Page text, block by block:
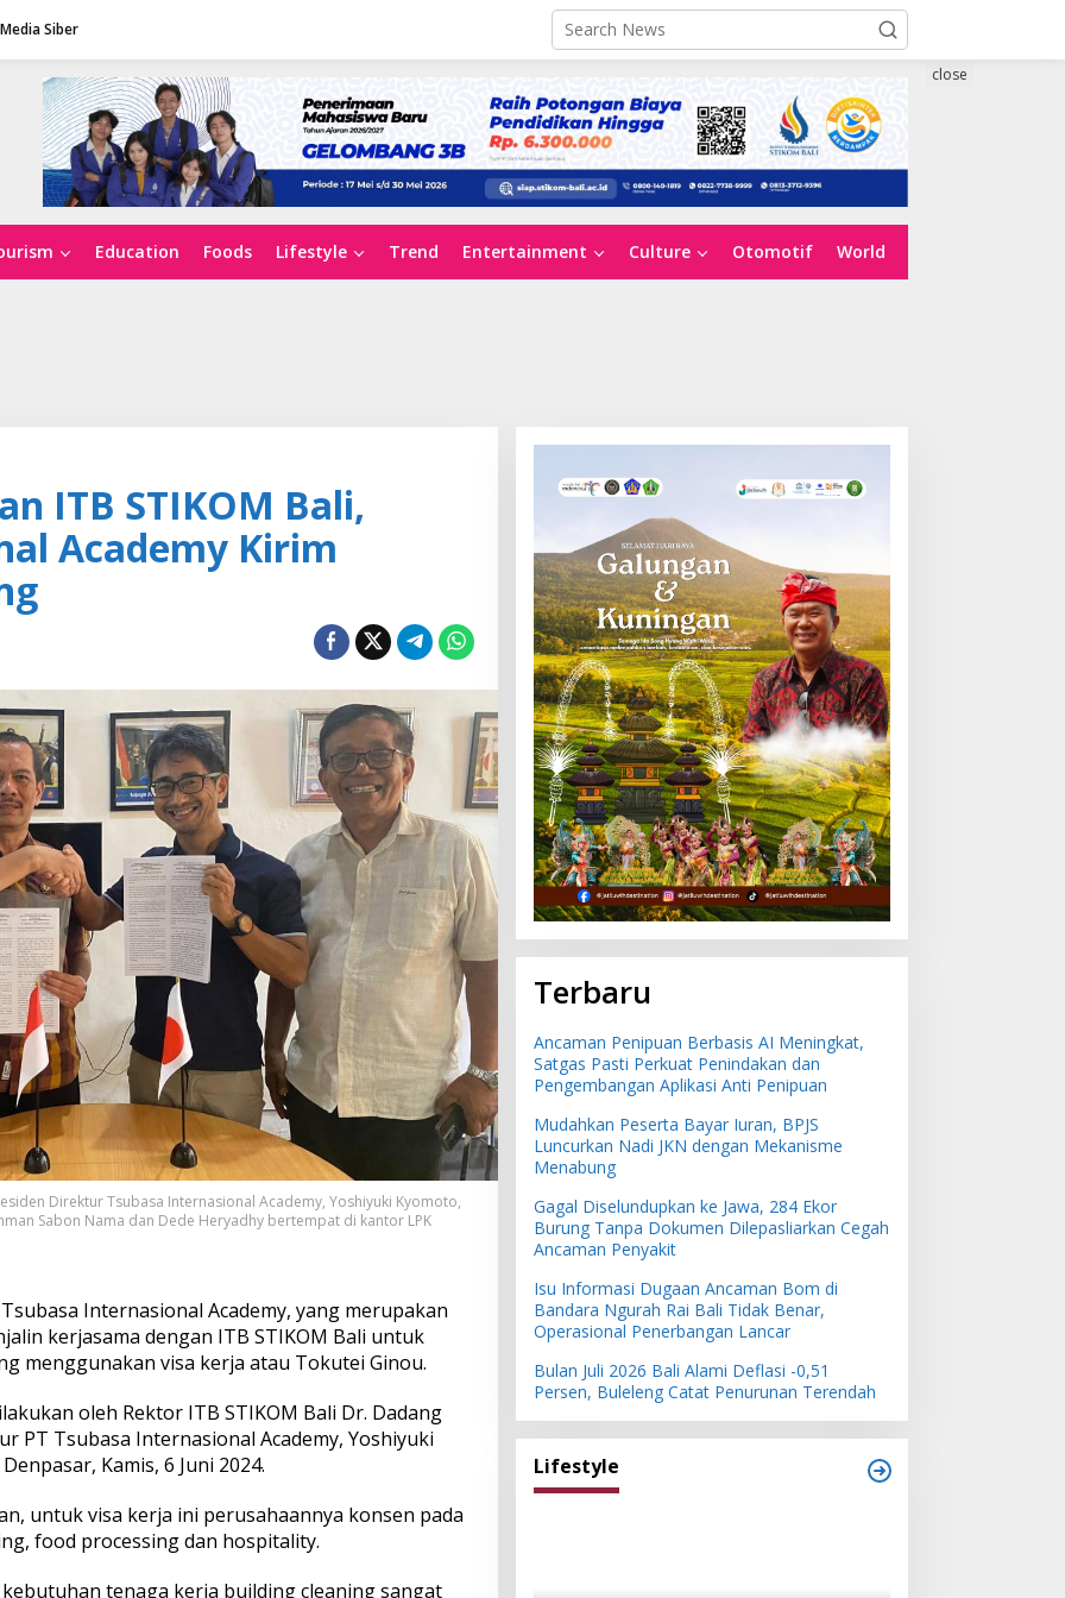
Siber
Education Foods Lifestyle Trend Entertainment Culture Otomotif World
close
ITB STIKOM Bali,
Academy Kirim
Direktur Tsubasa Internasional Academy, Yoshiyuki Kyomoto,
Sabon Nama dan Dede Heryadhy bertempat di kantor LPK
Internasional Academy, yang merupakan
kerjasama dengan ITB STIKOM Bali untuk
menggunakan visa kerja atau Tokutei Ginou.
oleh Rektor ITB STIKOM Bali Dr. Dadang
PT Tsubasa Internasional Academy, Yoshiyuki
Kamis, 6 Juni 2024.
untuk visa kerja ini perusahaannya konsen pada
food processing dan hospitality.
tenaga kerja building cleaning sangat
Terbaru
Ancaman Penipuan Berbasis AI Meningkat,
Satgas Pasti Perkuat Penindakan dan
Pengembangan Aplikasi Anti Penipuan
Mudahkan Peserta Bayar Iuran, BPJS
Luncurkan Nadi JKN dengan Mekanisme
Menabung
Gagal Diselundupkan ke Jawa, 284 Ekor
Burung Tanpa Dokumen Dilepasliarkan Cegah
Ancaman Penyakit
Isu Informasi Dugaan Ancaman Bom di
Bandara Ngurah Rai Bali Tidak Benar,
Operasional Penerbangan Lancar
Bulan Juli 2026 Bali Alami Deflasi -0,51
Persen, Buleleng Catat Penurunan Terendah
Lifestyle